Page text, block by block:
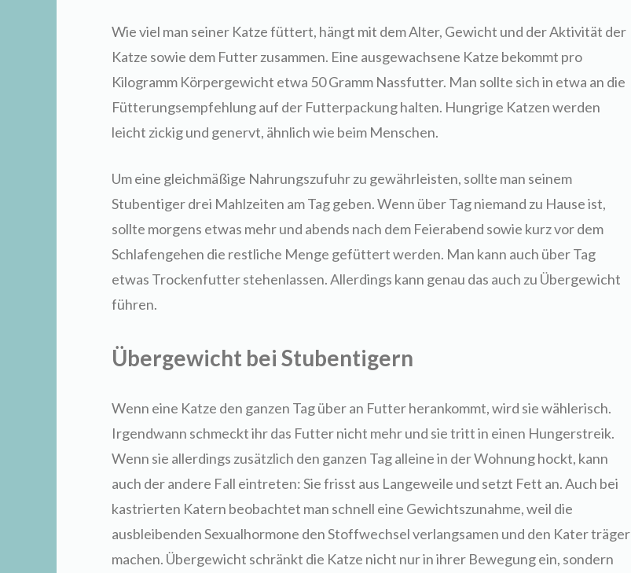
Wie viel man seiner Katze füttert, hängt mit dem Alter, Gewicht und der Aktivität der
Katze sowie dem Futter zusammen. Eine ausgewachsene Katze bekommt pro
Kilogramm Körpergewicht etwa 50 Gramm Nassfutter. Man sollte sich in etwa an die
Fütterungsempfehlung auf der Futterpackung halten. Hungrige Katzen werden
leicht zickig und genervt, ähnlich wie beim Menschen.
Um eine gleichmäßige Nahrungszufuhr zu gewährleisten, sollte man seinem
Stubentiger drei Mahlzeiten am Tag geben. Wenn über Tag niemand zu Hause ist,
sollte morgens etwas mehr und abends nach dem Feierabend sowie kurz vor dem
Schlafengehen die restliche Menge gefüttert werden. Man kann auch über Tag
etwas Trockenfutter stehenlassen. Allerdings kann genau das auch zu Übergewicht
führen.
Übergewicht bei Stubentigern
Wenn eine Katze den ganzen Tag über an Futter herankommt, wird sie wählerisch.
Irgendwann schmeckt ihr das Futter nicht mehr und sie tritt in einen Hungerstreik.
Wenn sie allerdings zusätzlich den ganzen Tag alleine in der Wohnung hockt, kann
auch der andere Fall eintreten: Sie frisst aus Langeweile und setzt Fett an. Auch bei
kastrierten Katern beobachtet man schnell eine Gewichtszunahme, weil die
ausbleibenden Sexualhormone den Stoffwechsel verlangsamen und den Kater träger
machen. Übergewicht schränkt die Katze nicht nur in ihrer Bewegung ein, sondern